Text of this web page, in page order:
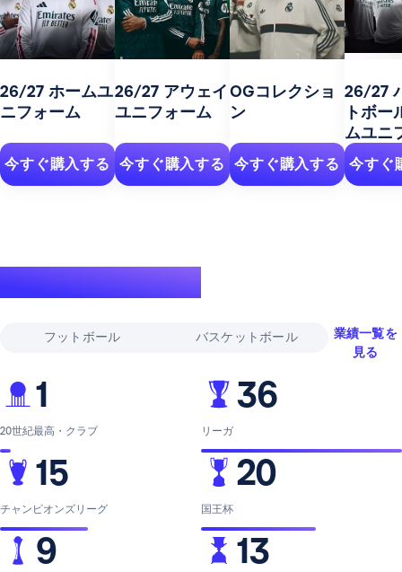
26/27 ホームユ
ニフォーム
今すぐ購入する
26/27 アウェイ
ユニフォーム
今すぐ購入する
OGコレクショ
ン
今すぐ購入する
26/27
トボー
ムユニ
今すぐ
伝説的な実績
フットボール バスケットボール
業績一覧を
見る
1
20世紀最高・クラブ
15
チャンピオンズリーグ
9
36
リーガ
20
国王杯
13